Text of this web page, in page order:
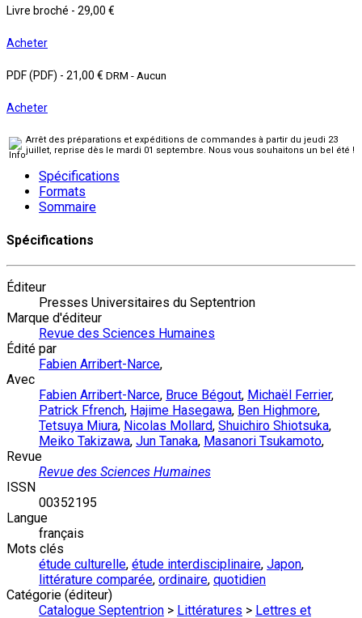
Livre broché - 29,00 €
Acheter
PDF (PDF) - 21,00 € DRM - Aucun
Acheter
Arrêt des préparations et expéditions de commandes à partir du jeudi 23
juillet, reprise dès le mardi 01 septembre. Nous vous souhaitons un bel été !
Spécifications
Formats
Sommaire
Spécifications
Éditeur
Presses Universitaires du Septentrion
Marque d'éditeur
Revue des Sciences Humaines
Édité par
Fabien Arribert-Narce,
Avec
Fabien Arribert-Narce, Bruce Bégout, Michaël Ferrier,
Patrick Ffrench, Hajime Hasegawa, Ben Highmore,
Tetsuya Miura, Nicolas Mollard, Shuichiro Shiotsuka,
Meiko Takizawa, Jun Tanaka, Masanori Tsukamoto,
Revue
Revue des Sciences Humaines
ISSN
00352195
Langue
français
Mots clés
étude culturelle, étude interdisciplinaire, Japon,
littérature comparée, ordinaire, quotidien
Catégorie (éditeur)
Catalogue Septentrion > Littératures > Lettres et